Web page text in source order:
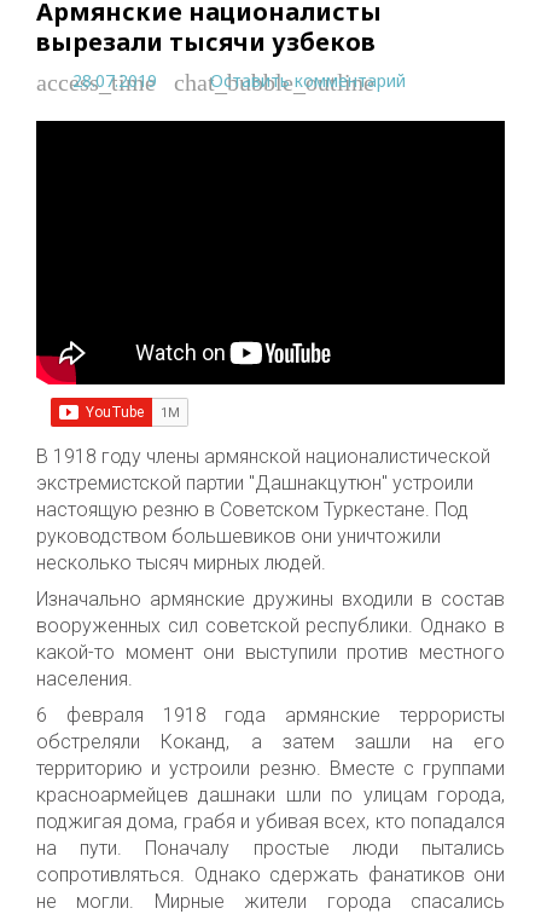
Армянские националисты
вырезали тысячи узбеков
access_time
28.07.2019 chat_bubble_outline
Оставить комментарий
В 1918 году члены армянской националистической
экстремистской партии "Дашнакцутюн" устроили
настоящую резню в Советском Туркестане. Под
руководством большевиков они уничтожили
несколько тысяч мирных людей.
Изначально армянские дружины входили в состав
вооруженных сил советской республики. Однако в
какой-то момент они выступили против местного
населения.
6 февраля 1918 года армянские террористы
обстреляли Коканд, а затем зашли на его
территорию и устроили резню. Вместе с группами
красноармейцев дашнаки шли по улицам города,
поджигая дома, грабя и убивая всех, кто попадался
на пути. Поначалу простые люди пытались
сопротивляться. Однако сдержать фанатиков они
не могли. Мирные жители города спасались